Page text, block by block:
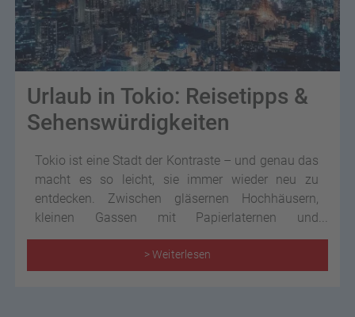
Urlaub in Tokio: Reisetipps &
Sehenswürdigkeiten
Tokio ist eine Stadt der Kontraste – und genau das
macht es so leicht, sie immer wieder neu zu
entdecken. Zwischen gläsernen Hochhäusern,
kleinen Gassen mit Papierlaternen und
überraschend ruhigen Schreinen entsteht ein
Rhythmus, der sofort trägt. Wer Tokio bereist,
bekommt Großstadtenergie – und gleichzeitig
> Weiterlesen